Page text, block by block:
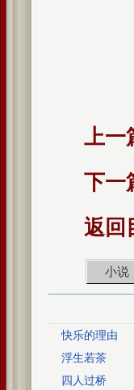
上一
下一
返回
小说
快乐的理由
浮生若茶
四人过桥